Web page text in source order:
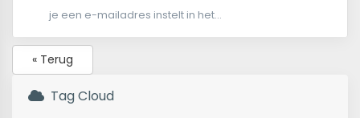
je een e-mailadres instelt in het...
« Terug
Tag Cloud